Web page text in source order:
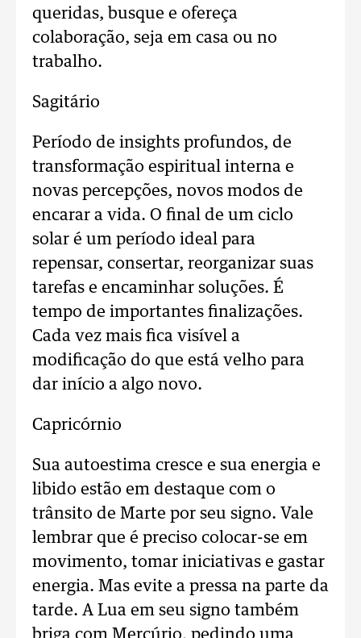
queridas, busque e ofereça
colaboração, seja em casa ou no
trabalho.
Sagitário
Período de insights profundos, de
transformação espiritual interna e
novas percepções, novos modos de
encarar a vida. O final de um ciclo
solar é um período ideal para
repensar, consertar, reorganizar suas
tarefas e encaminhar soluções. É
tempo de importantes finalizações.
Cada vez mais fica visível a
modificação do que está velho para
dar início a algo novo.
Capricórnio
Sua autoestima cresce e sua energia e
libido estão em destaque com o
trânsito de Marte por seu signo. Vale
lembrar que é preciso colocar-se em
movimento, tomar iniciativas e gastar
energia. Mas evite a pressa na parte da
tarde. A Lua em seu signo também
briga com Mercúrio, pedindo uma